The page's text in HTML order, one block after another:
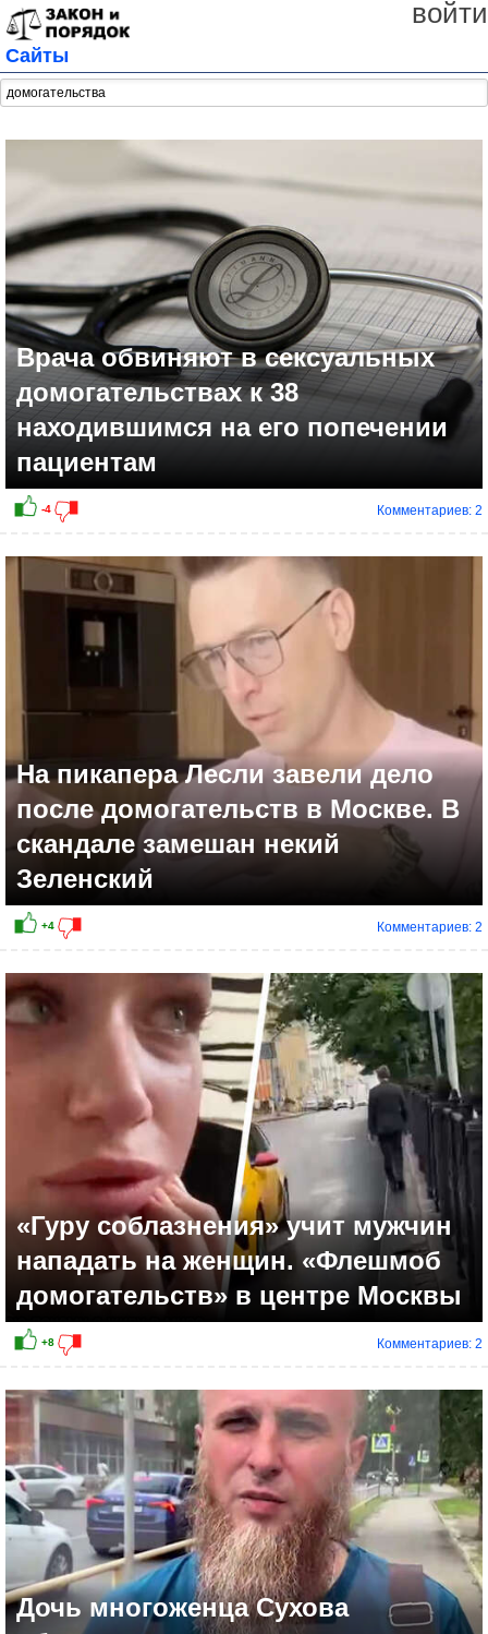
войти
Сайты
Врача обвиняют в сексуальных
домогательствах к 38
находившимся на его попечении
пациентам
Комментариев: 2
На пикапера Лесли завели дело
после домогательств в Москве. В
скандале замешан некий
Зеленский
Комментариев: 2
«Гуру соблазнения» учит мужчин
нападать на женщин. «Флешмоб
домогательств» в центре Москвы
Комментариев: 2
Дочь многоженца Сухова